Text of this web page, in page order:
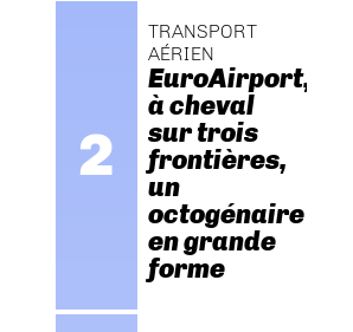
TRANSPORT
AÉRIEN
EuroAirport,
à cheval
sur trois
frontières,
un
octogénaire
en grande
forme